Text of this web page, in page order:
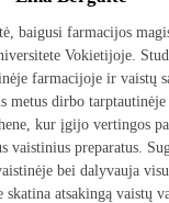
baigusi farmacijos
Vokietijoje.
farmacijoje ir vaistų
metus dirbo
kur įgijo vertingos
vaistinius preparatus.
bei dalyvauja
skatina atsakingą vaistų